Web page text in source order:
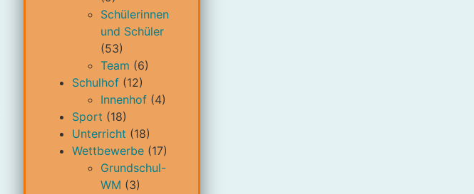
Schülerinnen
und Schüler
(53)
Team (6)
Schulhof(12)
Innenhof(4)
Sport (18)
Unterricht (18)
Wettbewerbe(17)
Grundschul-
WM (3)